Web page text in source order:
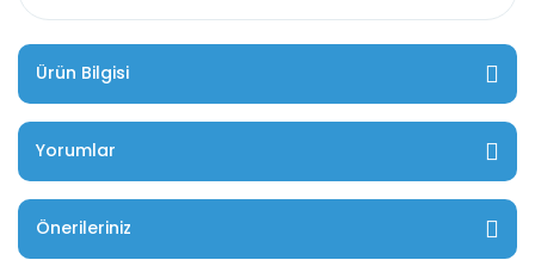
Ürün Bilgisi
Yorumlar
Önerileriniz